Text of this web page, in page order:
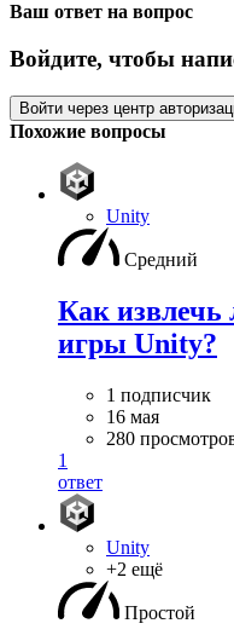
Ваш ответ на вопрос
Войдите, чтобы
Войти через центр
Похожие вопросы
Unity
Средний
Как
игры Unity?
1 подписчик
16 мая
280
1
ответ
Unity
+2 ещё
Простой